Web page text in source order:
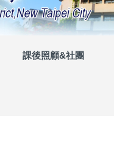
課後照顧&社團